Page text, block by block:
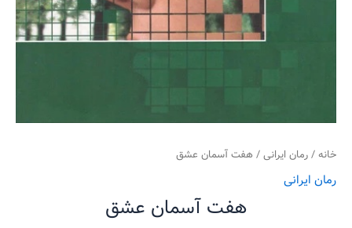
خانه/رمان ایرانی/ هفت آسمان عشق
رمان ایرانی
هفت آسمان عشق